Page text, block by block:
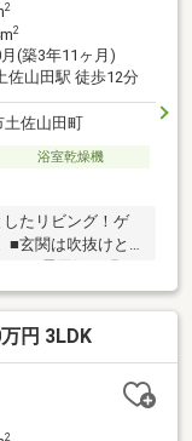
2
2
(築3年11ヶ月)
佐山田駅 徒歩12分
土佐山田町
浴室乾燥機
たリビング！ゲ
■玄関は吹抜けと
あり、仕事やお
るのでとても便利
持ちの方や急な
やコンビニ・ス
円 3LDK
2